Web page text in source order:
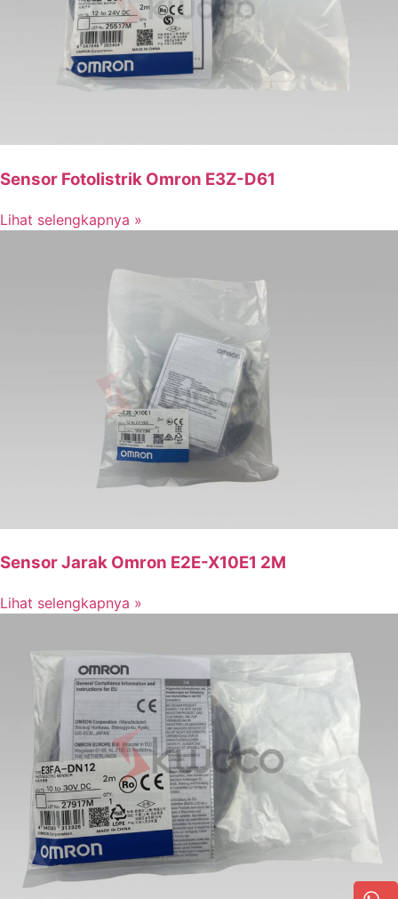
Sensor Fotolistrik Omron E3Z-D61
Lihat selengkapnya »
Sensor Jarak Omron E2E-X10E1 2M
Lihat selengkapnya »